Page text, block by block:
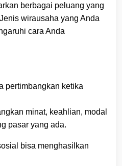
berbagai peluang yang
wirausaha yang Anda
cara Anda
pertimbangkan ketika
minat, keahlian, modal
pasar yang ada.
bisa menghasilkan